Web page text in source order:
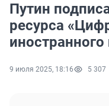
Путин
ресурса
9 июля 2025, 18:16 5 307